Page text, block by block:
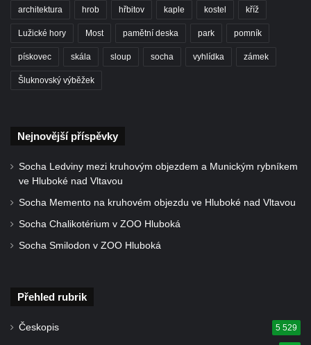
Frotzelova rozhledna u Ejmovy chaty na
Rozhledna Schlechteberg
Rozhledna Vlčí hora
architektura hrob hřbitov kaple kostel kříž
Lužické hory Most pamětní deska park pomník
pískovec skála sloup socha vyhlídka zámek
Šluknovský výběžek
Nejnovější příspěvky
Socha Ledviny mezi kruhovým objezdem a Munickým rybníkem
ve Hluboké nad Vltavou
Socha Memento na kruhovém objezdu ve Hluboké nad Vltavou
Socha Chalikotérium v ZOO Hluboká
Socha Smilodon v ZOO Hluboká
Přehled rubrik
Českopis 5 529